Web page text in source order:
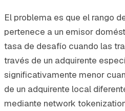
El problema es que el rango
pertenece a un emisor
tasa de desafío cuando las
través de un adquirente
significativamente menor
de un adquirente local
mediante network